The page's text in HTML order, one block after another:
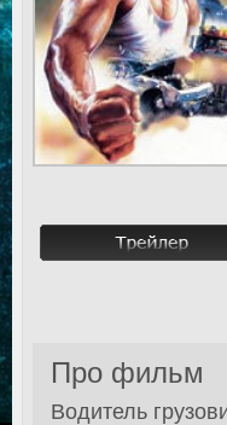
Про фильм
Водитель